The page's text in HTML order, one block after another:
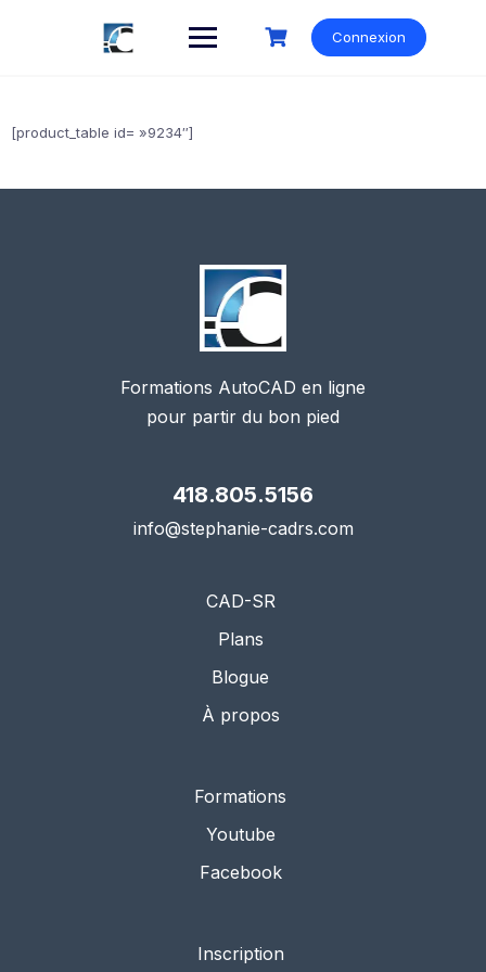
Connexion
[product_table id= »9234″]
Formations AutoCAD en ligne
pour partir du bon pied
418.805.5156
info@stephanie-cadrs.com
CAD-SR
Plans
Blogue
À propos
Formations
Youtube
Facebook
Inscription